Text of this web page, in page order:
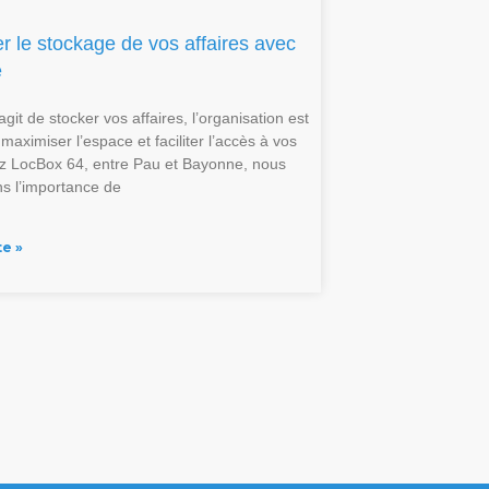
le stockage de vos affaires avec
de stocker vos affaires, l’organisation est
l’espace et faciliter l’accès à vos
LocBox 64, entre Pau et Bayonne, nous
l’importance de
»